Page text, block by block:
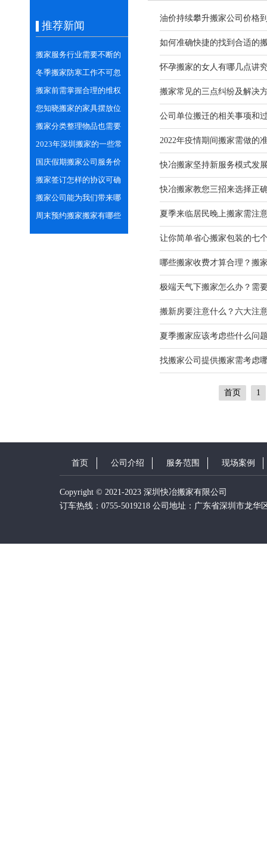
推荐新闻
搬家服务行业需要不断的
学习与创新
冬季搬家防寒工作不可忽
视
搬家前需掌握合理的维权
意识
您知晓搬家的家具摆放位
置的相关讲究吗？
搬家分类整理物品也需要
专业的技巧
2023年深圳搬家的一些常
见小习俗
国庆假期搬家公司服务价
格会上涨吗？
搬家签订怎样的协议可确
保双方的合法权益
搬家公司能为我们带来哪
些便利之处？
周末预约搬家搬家有哪些
需注意的？
油价持续攀升搬家公司价格
如何准确快捷的找到合适的
怀孕搬家的女人有哪几点讲
搬家常见的三点纠纷及解决
公司单位搬迁的相关事项和
2022年疫情期间搬家需做的
快冶搬家坚持新服务模式发
快冶搬家教您三招来选择正
夏季来临居民晚上搬家需注
让你简单省心搬家包装的七
哪些搬家收费才算合理？搬
极端天气下搬家怎么办？需
搬新房要注意什么？六大注
夏季搬家应该考虑些什么问
找搬家公司提供搬家需考虑
首页 1
首页 公司介绍 服务范围 现场案例
Copyright © 2021-2023 深圳快冶搬家有限公司
订车热线：0755-5019218 公司地址：广东省深圳市龙华